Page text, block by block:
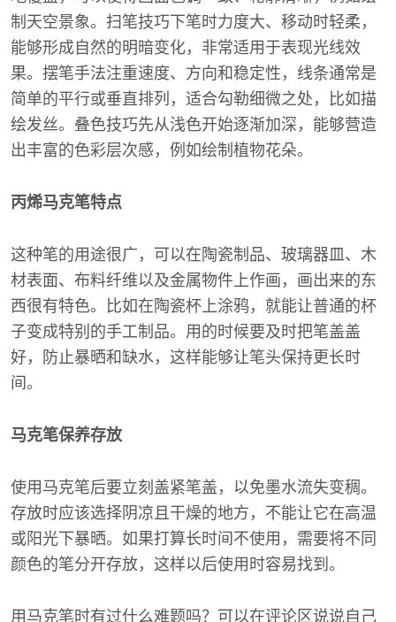
制天空景象。扫笔技巧下笔时力度大、移动时轻柔，
能够形成自然的明暗变化，非常适用于表现光线效
果。摆笔手法注重速度、方向和稳定性，线条通常是
简单的平行或垂直排列，适合勾勒细微之处，比如描
绘发丝。叠色技巧先从浅色开始逐渐加深，能够营造
出丰富的色彩层次感，例如绘制植物花朵。
丙烯马克笔特点
这种笔的用途很广，可以在陶瓷制品、玻璃器皿、木
材表面、布料纤维以及金属物件上作画，画出来的东
西很有特色。比如在陶瓷杯上涂鸦，就能让普通的杯
子变成特别的手工制品。用的时候要及时把笔盖盖
好，防止暴晒和缺水，这样能够让笔头保持更长时
间。
马克笔保养存放
使用马克笔后要立刻盖紧笔盖，以免墨水流失变稠。
存放时应该选择阴凉且干燥的地方，不能让它在高温
或阳光下暴晒。如果打算长时间不使用，需要将不同
颜色的笔分开存放，这样以后使用时容易找到。
用马克笔时有过什么难题吗？可以在评论区说说自己